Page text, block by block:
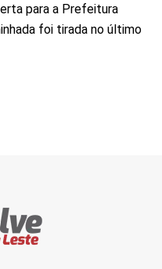
para a Prefeitura
foi tirada no último